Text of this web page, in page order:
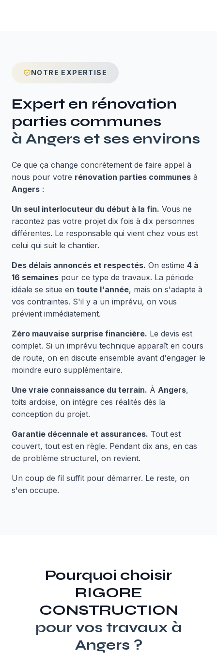
NOTRE EXPERTISE
Expert en rénovation
parties communes
à Angers et ses environs
Ce que ça change concrètement de faire appel à
nous pour votre rénovation parties communes à
Angers :
Un seul interlocuteur du début à la fin. Vous ne
racontez pas votre projet dix fois à dix personnes
différentes. Le responsable qui vient chez vous est
celui qui suit le chantier.
Des délais annoncés et respectés. On estime 4 à
16 semaines pour ce type de travaux. La période
idéale se situe en toute l'année, mais on s'adapte à
vos contraintes. S'il y a un imprévu, on vous
prévient immédiatement.
Zéro mauvaise surprise financière. Le devis est
complet. Si un imprévu technique apparaît en cours
de route, on en discute ensemble avant d'engager le
moindre euro supplémentaire.
Une vraie connaissance du terrain. À Angers,
toits ardoise, on intègre ces réalités dès la
conception du projet.
Garantie décennale et assurances. Tout est
couvert, tout est en règle. Pendant dix ans, en cas
de problème structurel, on revient.
Un coup de fil suffit pour démarrer. Le reste, on
s'en occupe.
Pourquoi choisir
RIGORE
CONSTRUCTION
pour vos travaux à
Angers ?